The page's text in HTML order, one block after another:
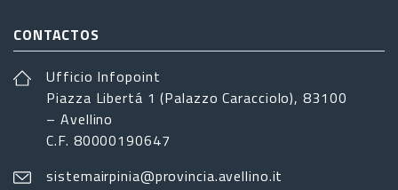
CONTACTOS
Ufficio Infopoint
Piazza Libertá 1 (Palazzo Caracciolo), 83100
– Avellino
C.F. 80000190647
sistemairpinia@provincia.avellino.it